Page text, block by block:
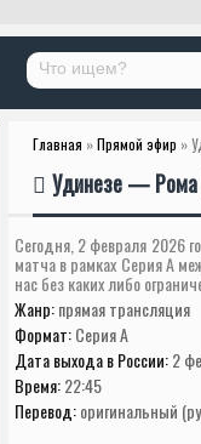
Главная »Прямой эфир »
Удинезе — Рома
Сегодня, 2 февраля 2026
матча в рамках Серия А
нас без каких либо
Жанр:прямая трансляция
Формат:Серия А
Дата выхода в России:2
Время:22:45
Перевод:оригинальный